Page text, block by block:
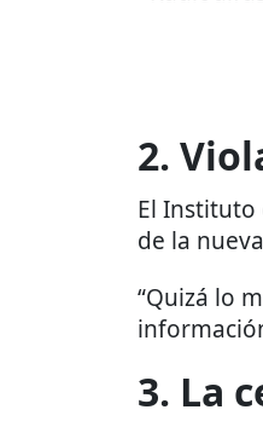
2.
El Instituto
de la
“Quizá lo
3. La